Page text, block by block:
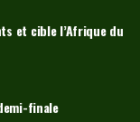
et cible l’Afrique du
finale